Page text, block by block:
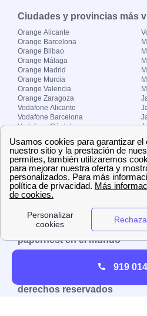
Ciudades y provincias más
Orange Alicante
Orange Barcelona
Orange Bilbao
Orange Málaga
Orange Madrid
Orange Murcia
Orange Valencia
Orange Zaragoza
Vodafone Alicante
Vodafone Barcelona
Vodafone Córdoba
Vodafone Madrid
Vodafone Murcia
Vodafone Valencia
Sobre Zona-internet.com
¿Quiénes somos?
El grupo papernest
Aviso legal
papernest en el mundo
derechos reservados
919